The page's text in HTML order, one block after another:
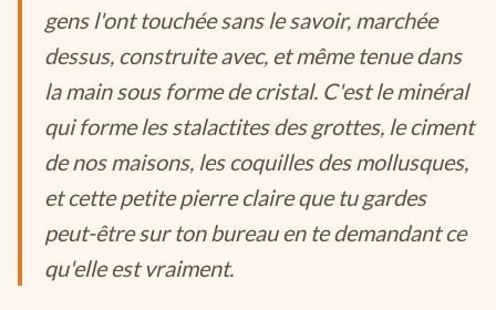
gens l'ont touchée sans le savoir, marchée
dessus, construite avec, et même tenue dans
la main sous forme de cristal. C'est le minéral
qui forme les stalactites des grottes, le ciment
de nos maisons, les coquilles des mollusques,
et cette petite pierre claire que tu gardes
peut-être sur ton bureau en te demandant ce
qu'elle est vraiment.